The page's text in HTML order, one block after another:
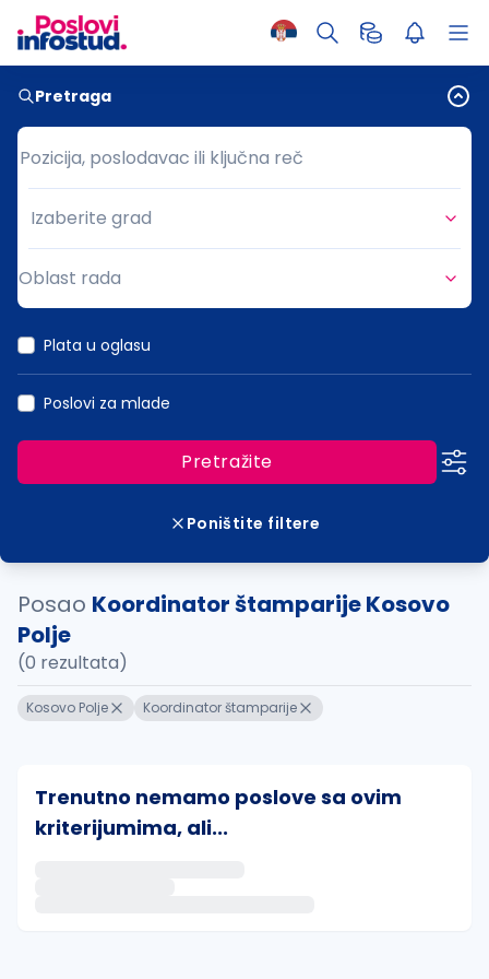
Pretraga
Pozicija, poslodavac ili ključna reč
Pozicija, poslodavac ili ključna reč
Grad
Izaberite grad
Oblast rada
Plata u oglasu
Poslovi za mlade
Pretražite
Poništite filtere
Posao Koordinator štamparije Kosovo
Polje
(0 rezultata)
Kosovo Polje Koordinator štamparije
Trenutno nemamo poslove sa ovim
kriterijumima, ali...